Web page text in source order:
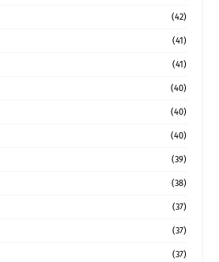
(42)
(41)
(41)
(40)
(40)
(40)
(39)
(38)
(37)
(37)
(37)